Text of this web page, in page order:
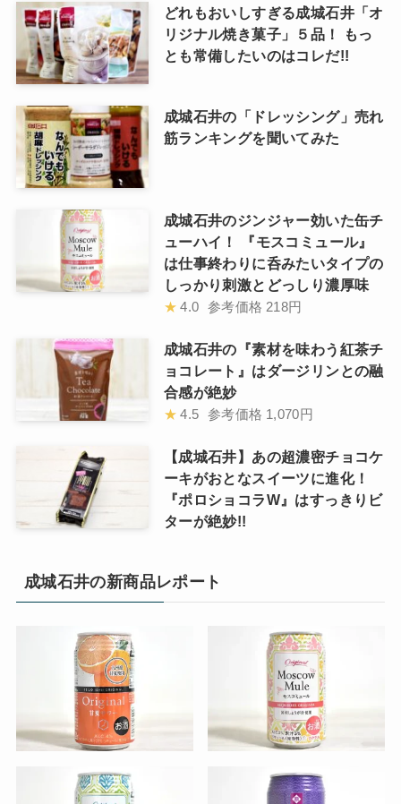
どれもおいしすぎる成城石井「オ
リジナル焼き菓子」５品！ もっ
とも常備したいのはコレだ!!
成城石井の「ドレッシング」売れ
筋ランキングを聞いてみた
成城石井のジンジャー効いた缶チ
ューハイ！ 『モスコミュール』
は仕事終わりに呑みたいタイプの
しっかり刺激とどっしり濃厚味
★ 4.0 参考価格 218円
成城石井の『素材を味わう紅茶チ
ョコレート』はダージリンとの融
合感が絶妙
★ 4.5 参考価格 1,070円
【成城石井】あの超濃密チョコケ
ーキがおとなスイーツに進化！
『ポロショコラW』はすっきりビ
ターが絶妙!!
成城石井の新商品レポート